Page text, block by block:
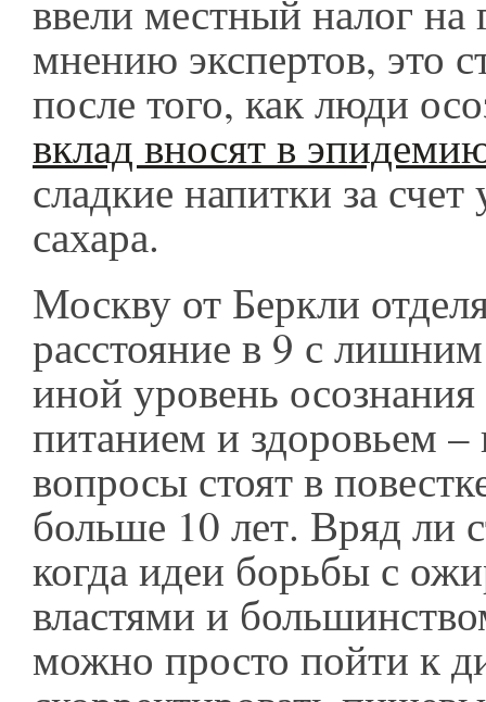
ввели местный налог на
мнению экспертов, это
после того, как люди
вклад вносят в
сладкие напитки за
сахара.
Москву от Беркли
расстояние в 9 с
иной уровень
питанием и здоровьем
вопросы стоят в
больше 10 лет. Вряд ли
когда идеи борьбы с
властями и
можно просто пойти к